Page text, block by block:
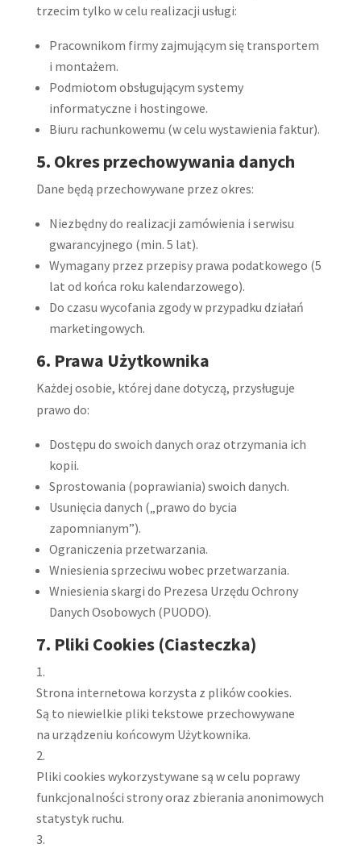
trzecim tylko w celu realizacji usługi:
Pracownikom firmy zajmującym się transportem
i montażem.
Podmiotom obsługującym systemy
informatyczne i hostingowe.
Biuru rachunkowemu (w celu wystawienia faktur).
5. Okres przechowywania danych
Dane będą przechowywane przez okres:
Niezbędny do realizacji zamówienia i serwisu
gwarancyjnego (min. 5 lat).
Wymagany przez przepisy prawa podatkowego (5
lat od końca roku kalendarzowego).
Do czasu wycofania zgody w przypadku działań
marketingowych.
6. Prawa Użytkownika
Każdej osobie, której dane dotyczą, przysługuje
prawo do:
Dostępu do swoich danych oraz otrzymania ich
kopii.
Sprostowania (poprawiania) swoich danych.
Usunięcia danych („prawo do bycia
zapomnianym”).
Ograniczenia przetwarzania.
Wniesienia sprzeciwu wobec przetwarzania.
Wniesienia skargi do Prezesa Urzędu Ochrony
Danych Osobowych (PUODO).
7. Pliki Cookies (Ciasteczka)
Strona internetowa korzysta z plików cookies.
Są to niewielkie pliki tekstowe przechowywane
na urządzeniu końcowym Użytkownika.
Pliki cookies wykorzystywane są w celu poprawy
funkcjonalności strony oraz zbierania anonimowych
statystyk ruchu.